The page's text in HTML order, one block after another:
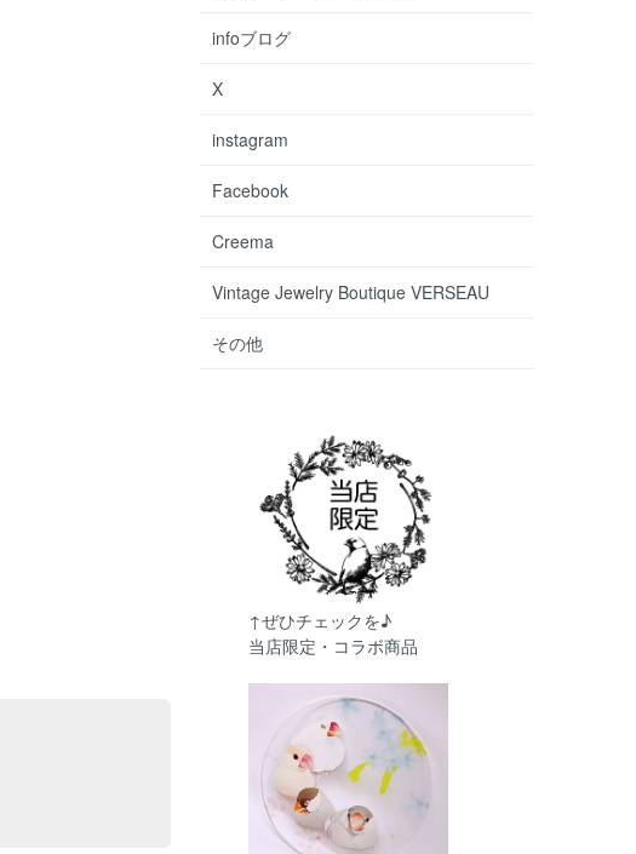
infoブログ
X
instagram
Facebook
Creema
Vintage Jewelry Boutique VERSEAU
その他
↑ぜひチェックを♪
当店限定・コラボ商品